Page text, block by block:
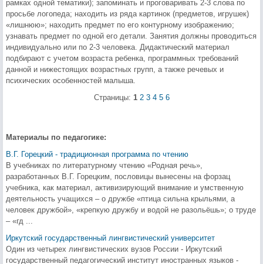
рамках одной тематики); запоминать и проговаривать 2-3 слова по
просьбе логопеда; находить из ряда картинок (предметов, игрушек)
«лишнюю»; находить предмет по его контурному изображению;
узнавать предмет по одной его детали. Занятия должны проводиться
индивидуально или по 2-3 человека. Дидактический материал
подбирают с учетом возраста ребенка, программных требований
данной и нижестоящих возрастных групп, а также речевых и
психических особенностей малыша.
Страницы: 1 2 3 4 5 6
Материалы по педагогике:
В.Г. Горецкий - традиционная программа по чтению
В учебниках по литературному чтению «Родная речь»,
разработанных В.Г. Горецким, пословицы вынесены на форзац
учебника, как материал, активизирующий внимание и умственную
деятельность учащихся – о дружбе «птица сильна крыльями, а
человек дружбой», «крепкую дружбу и водой не разольёшь»; о труде
– «гд ...
Иркутский государственный лингвистический университет
Один из четырех лингвистических вузов России - Иркутский
государственный педагогический институт иностранных языков -